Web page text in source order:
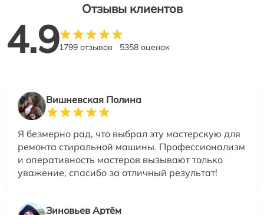
Отзывы клиентов
4.91799 отзывов 5358 оценок
Вишневская Полина
Я безмерно рад, что выбрал эту мастерскую для
ремонта стиральной машины. Профессионализм
и оперативность мастеров вызывают только
уважение, спасибо за отличный результат!
Зиновьев Артём